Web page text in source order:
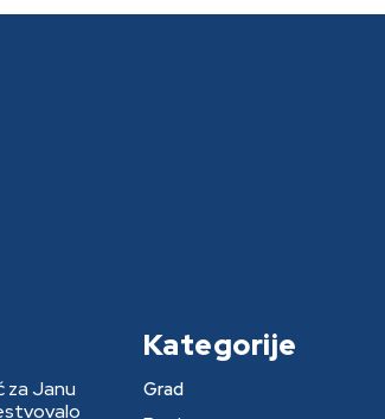
za Janu
Kategorije
Grad